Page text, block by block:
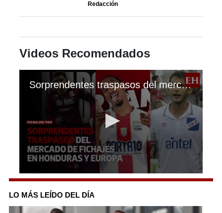
Redacción
Videos Recomendados
Sorprendentes traspasos del mercado de fichajes en Honduras y Europa
0
of
4
minutes,
LO MÁS LEÍDO DEL DÍA